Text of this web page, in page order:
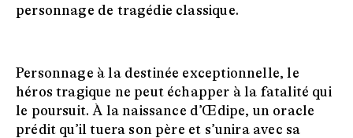
personnage de tragédie classique.
Personnage à la destinée exceptionnelle, le
héros tragique ne peut échapper à la fatalité qui
le poursuit. À la naissance d’Œdipe, un oracle
prédit qu’il tuera son père et s’unira avec sa